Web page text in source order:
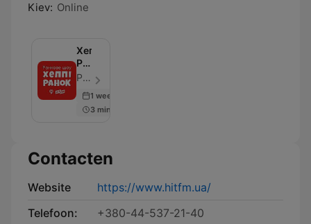
Kiev: Online
Хеппі
Ранок
на
FM
Рома Мельник, Марина Войцеховська, Аліна Кош, hitfm.ua - Aflevering 50
1 week ago
3 min
Contacten
Website
https://www.hitfm.ua/
Telefoon:
+380-44-537-21-40